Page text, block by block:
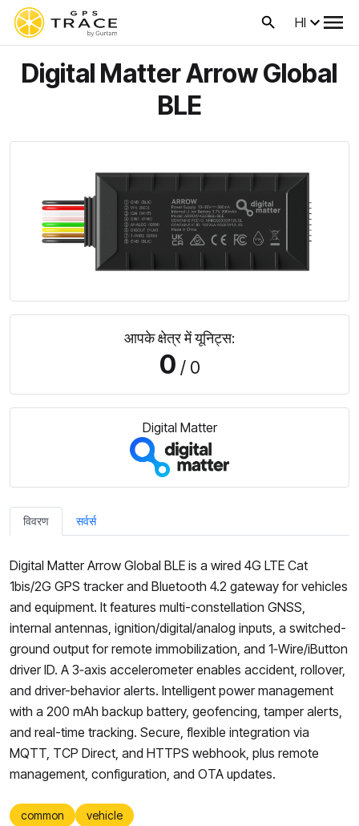
HI
Digital Matter Arrow Global
BLE
आपके क्षेत्र में यूनिट्स:
0 / 0
Digital Matter
विवरण सर्वर्स
Digital Matter Arrow Global BLE is a wired 4G LTE Cat
1bis/2G GPS tracker and Bluetooth 4.2 gateway for vehicles
and equipment. It features multi-constellation GNSS,
internal antennas, ignition/digital/analog inputs, a switched-
ground output for remote immobilization, and 1‑Wire/iButton
driver ID. A 3‑axis accelerometer enables accident, rollover,
and driver-behavior alerts. Intelligent power management
with a 200 mAh backup battery, geofencing, tamper alerts,
and real-time tracking. Secure, flexible integration via
MQTT, TCP Direct, and HTTPS webhook, plus remote
management, configuration, and OTA updates.
common vehicle